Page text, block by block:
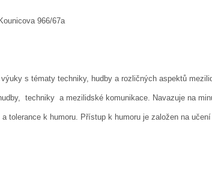
966/67a
s tématy techniky, hudby a rozličných aspektů
techniky a mezilidské komunikace. Navazuje na
tolerance k humoru. Přístup k humoru je založen na